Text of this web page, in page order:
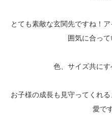
とても素敵な玄関先ですね！
囲気に合って
色、サイズ共にす
お子様の成長も見守ってくれ
愛で